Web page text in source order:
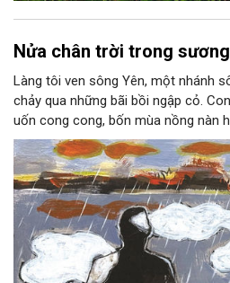
Nửa chân trời trong sương
Làng tôi ven sông Yên, một nhánh
chảy qua những bãi bồi ngập cỏ.
uốn cong cong, bốn mùa nồng nàn
hoàng hôn, khi nắng đã dịu xuống
lại thẫm màu như có ai vừa rắc lên